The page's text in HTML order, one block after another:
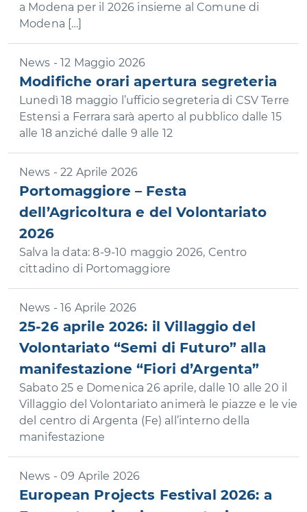
a Modena per il 2026 insieme al Comune di
Modena […]
News - 12 Maggio 2026
Modifiche orari apertura segreteria
Lunedì 18 maggio l’ufficio segreteria di CSV Terre
Estensi a Ferrara sarà aperto al pubblico dalle 15
alle 18 anziché dalle 9 alle 12
News - 22 Aprile 2026
Portomaggiore – Festa
dell’Agricoltura e del Volontariato
2026
Salva la data: 8-9-10 maggio 2026, Centro
cittadino di Portomaggiore
News - 16 Aprile 2026
25-26 aprile 2026: il Villaggio del
Volontariato “Semi di Futuro” alla
manifestazione “Fiori d’Argenta”
Sabato 25 e Domenica 26 aprile, dalle 10 alle 20 il
Villaggio del Volontariato animerà le piazze e le vie
del centro di Argenta (Fe) all’interno della
manifestazione
News - 09 Aprile 2026
European Projects Festival 2026: a